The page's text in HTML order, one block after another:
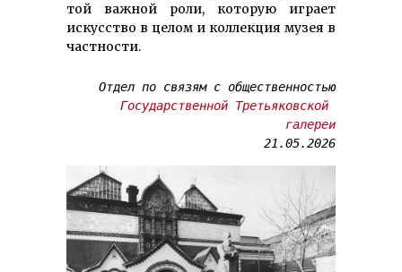
той важной роли, которую играет
искусство в целом и коллекция музея в
частности.
Отдел по связям с общественностью
Государственной Третьяковской
галереи
21.05.2026